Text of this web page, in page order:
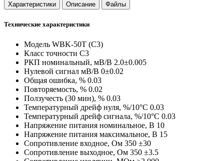
Характеристики Описание Файлы
Технические характеристики
Модель WBK-50T (C3)
Класс точности C3
РКП номинальный, мВ/В 2.0±0.005
Нулевой сигнал мВ/В 0±0.02
Общая ошибка, % 0.03
Повторяемость, % 0.02
Ползучесть (30 мин), % 0.03
Температурный дрейф нуля, %/10°C 0.03
Температурный дрейф сигнала, %/10°C 0.03
Напряжение питания номинальное, В 10
Напряжение питания максимальное, В 15
Сопротивление входное, Ом 350 ±30
Сопротивление выходное, Ом 350 ±3.5